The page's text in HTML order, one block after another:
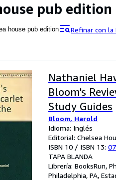
pub edition
house pub edition
Refinar con la
Nathaniel
Bloom's
Study Guides
Bloom, Harold
Idioma: Inglés
Editorial: Chelsea
ISBN 10 / ISBN 13:
TAPA BLANDA
Librería: BooksRun,
Philadelphia, PA,